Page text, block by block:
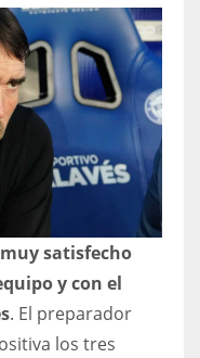
satisfecho
y con el
. El preparador
los tres